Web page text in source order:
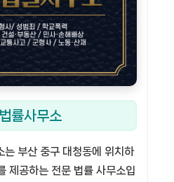
률사무소
는 부산 중구 대청동에 위치하
제공하는 전문 법률 사무소입